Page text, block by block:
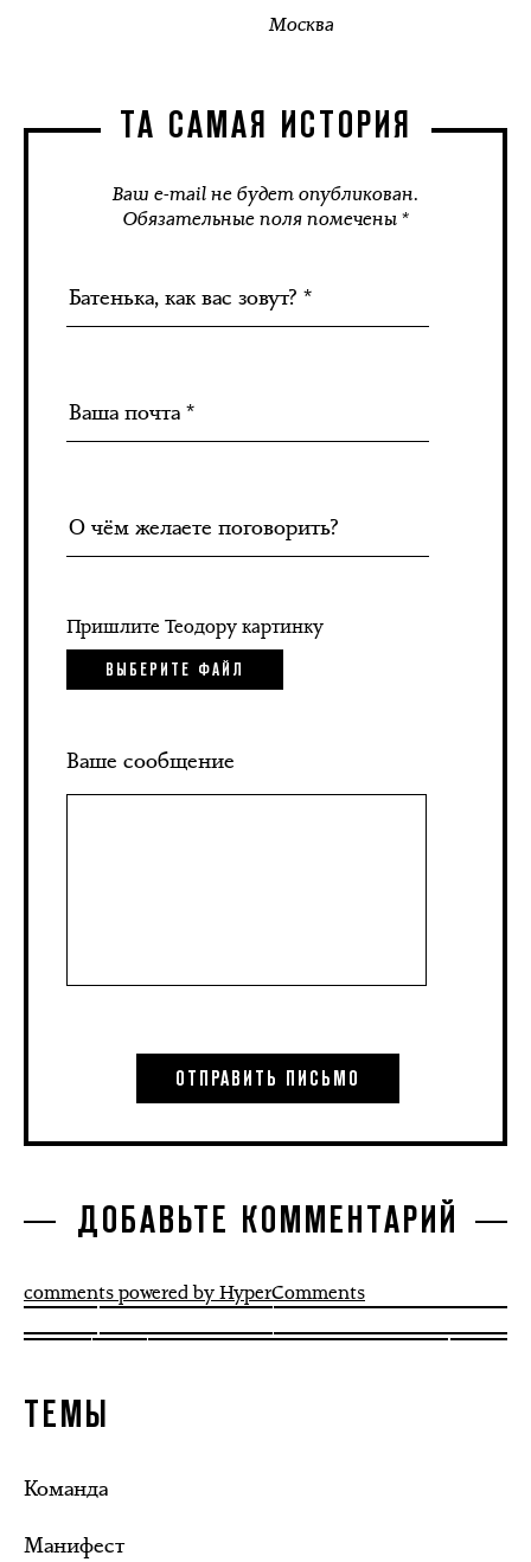
Москва
ТА САМАЯ ИСТОРИЯ
Ваш e-mail не будет опубликован.
Обязательные поля помечены *
Пришлите Теодору картинку
ВЫБЕРИТЕ ФАЙЛ
Ваше сообщение
ДОБАВЬТЕ КОММЕНТАРИЙ
comments powered by HyperComments
ТЕМЫ
Команда
Манифест